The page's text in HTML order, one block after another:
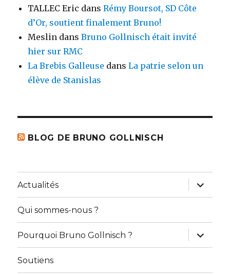
TALLEC Eric dansRémy Boursot, SD Côte
d’Or, soutient finalement Bruno!
Meslin dansBruno Gollnisch était invité
hier sur RMC
La Brebis Galleuse dansLa patrie selon un
élève de Stanislas
BLOG DE BRUNO GOLLNISCH
Actualités
ouvrir
le
sous-
Qui sommes-nous ?
Pourquoi Bruno Gollnisch ?
ouvrir
le
sous-
Soutiens